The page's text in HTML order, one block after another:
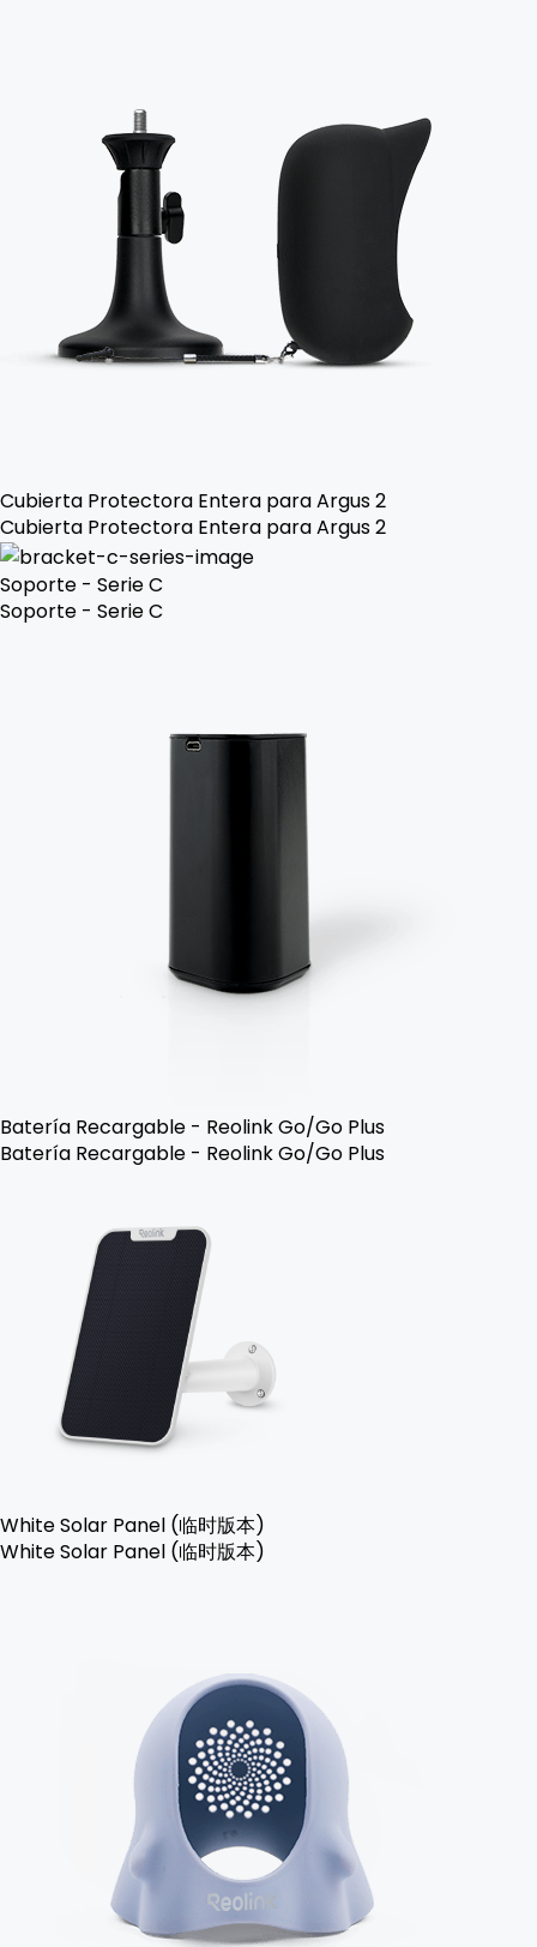
Cubierta Protectora Entera para Argus 2
Cubierta Protectora Entera para Argus 2
Soporte - Serie C
Soporte - Serie C
Batería Recargable - Reolink Go/Go Plus
Batería Recargable - Reolink Go/Go Plus
White Solar Panel (临时版本)
White Solar Panel (临时版本)